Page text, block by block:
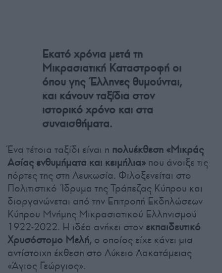
Εκατό χρόνια μετά τη
Μικρασιατική Καταστροφή οι
όπου γης Έλληνες θυμούνται,
και κάνουν ταξίδια στον
ιστορικό χρόνο και στα
συναισθήματα.
Ένα τέτοια ταξίδι είναι η πολυέκθεση «Μικράς
Ασίας ενθυμήματα και κειμήλια» που άνοιξε τις
πόρτες της στη Λευκωσία. Φιλοξενείται στο
Πολιτιστικό Ίδρυμα της Τράπεζας Κύπρου και
διοργανώνεται από την Επιτροπή Εκδηλώσεων
Κύπρου Μνήμης Μικρασιατικού Ελληνισμού
1922-2022. Η ιδέα ανήκει στον εκπαιδευτικό
Χρυσόστομο Μελή, ο οποίος είχε κάνει μια
αντίστοιχη έκθεση στο Λύκειο Λακατάμειας
«Άγιος Γεώργιος».